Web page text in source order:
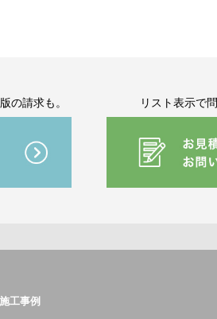
の請求も。 リスト表示で
施工事例